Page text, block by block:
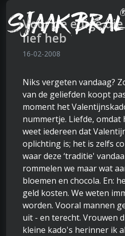
Voor de enige
lief heb
16-02-2008
Niks vergeten vandaag?
van de geliefden koopt
moment het
nummertje. Liefde,
weet iedereen dat
oplichting is; het is zelfs
waar deze ‘traditie'
rommelen we maar wat
bloemen en chocola. En:
geld kosten. We weten
worden. Vooral mannen
uit - en terecht. Vrouwen
kleine kado's herinner ik